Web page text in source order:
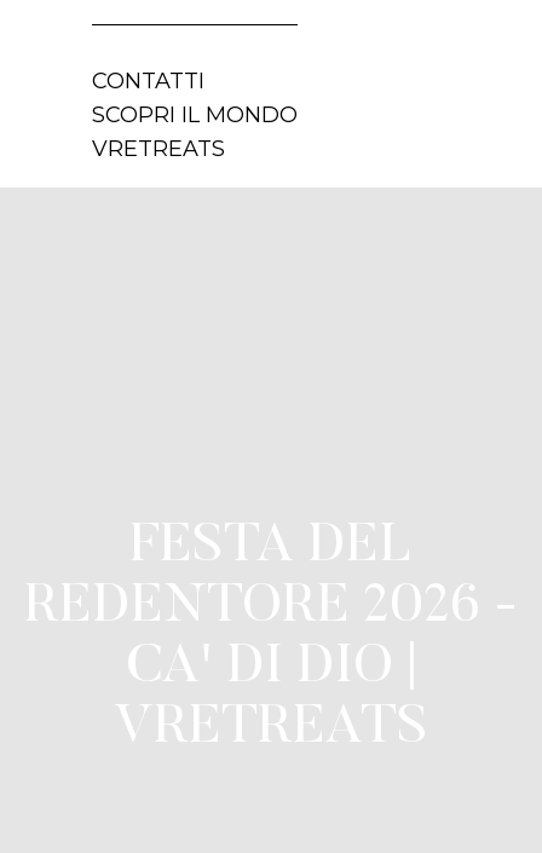
CONTATTI
SCOPRI IL MONDO
VRETREATS
FESTA DEL
REDENTORE 2026 -
CA' DI DIO |
VRETREATS